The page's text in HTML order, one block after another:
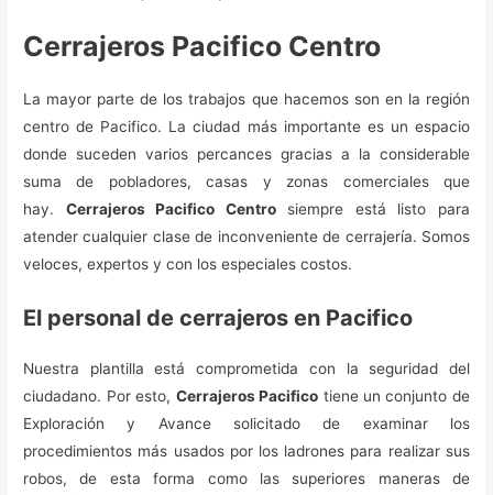
Cerrajeros Pacifico Centro
La mayor parte de los trabajos que hacemos son en la región
centro de Pacifico. La ciudad más importante es un espacio
donde suceden varios percances gracias a la considerable
suma de pobladores, casas y zonas comerciales que
hay. Cerrajeros Pacifico Centrosiempre está listo para
atender cualquier clase de inconveniente de cerrajería. Somos
veloces, expertos y con los especiales costos.
El personal de cerrajeros en Pacifico
Nuestra plantilla está comprometida con la seguridad del
ciudadano. Por esto, Cerrajeros Pacifico tiene un conjunto de
Exploración y Avance solicitado de examinar los
procedimientos más usados por los ladrones para realizar sus
robos, de esta forma como las superiores maneras de